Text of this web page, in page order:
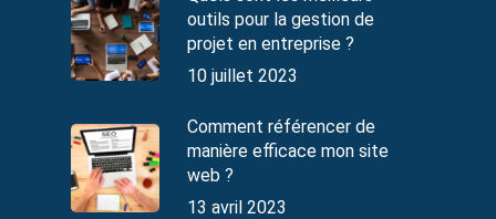
outils pour la gestion de
projet en entreprise ?
10 juillet 2023
Comment référencer de
manière efficace mon site
web ?
13 avril 2023